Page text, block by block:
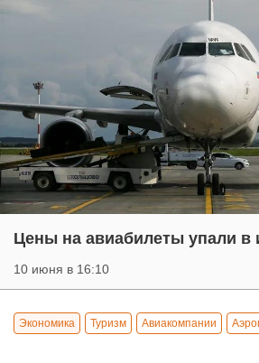
Цены на авиабилеты упали в
10 июня в 16:10
Экономика Туризм Авиакомпании